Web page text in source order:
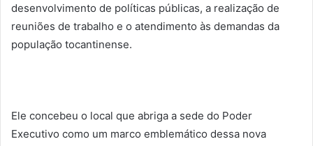
desenvolvimento de políticas públicas, a realização de
reuniões de trabalho e o atendimento às demandas da
população tocantinense.
Ele concebeu o local que abriga a sede do Poder
Executivo como um marco emblemático dessa nova